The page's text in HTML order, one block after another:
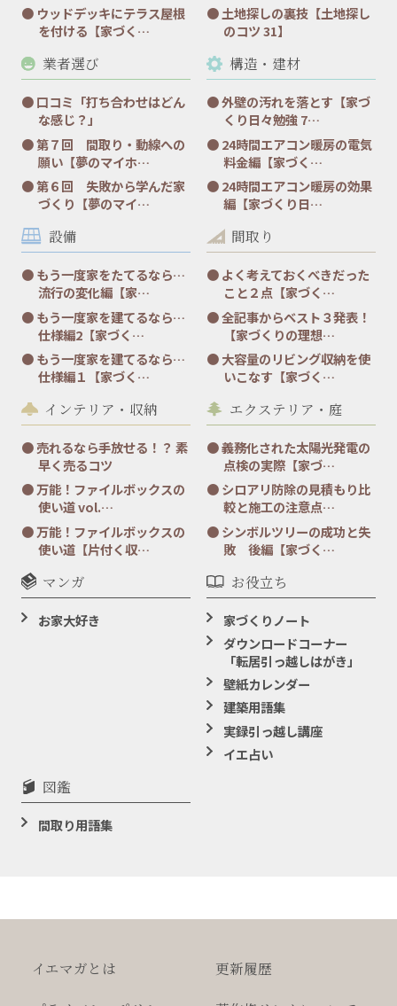
ウッドデッキにテラス屋根
を付ける【家づく…
土地探しの裏技【土地探し
のコツ 31】
業者選び
口コミ「打ち合わせはどん
な感じ？」
第７回 間取り・動線への
願い【夢のマイホ…
第６回 失敗から学んだ家
づくり【夢のマイ…
構造・建材
外壁の汚れを落とす【家づ
くり日々勉強 7…
24時間エアコン暖房の電気
料金編【家づく…
24時間エアコン暖房の効果
編【家づくり日…
設備
もう一度家をたてるなら…
流行の変化編【家…
もう一度家を建てるなら…
仕様編2【家づく…
もう一度家を建てるなら…
仕様編１【家づく…
間取り
よく考えておくべきだった
こと２点【家づく…
全記事からベスト３発表！
【家づくりの理想…
大容量のリビング収納を使
いこなす【家づく…
インテリア・収納
売れるなら手放せる！？ 素
早く売るコツ
万能！ファイルボックスの
使い道 vol.…
万能！ファイルボックスの
使い道【片付く収…
エクステリア・庭
義務化された太陽光発電の
点検の実際【家づ…
シロアリ防除の見積もり比
較と施工の注意点…
シンボルツリーの成功と失
敗 後編【家づく…
マンガ
お家大好き
お役立ち
家づくりノート
ダウンロードコーナー
「転居引っ越しはがき」
壁紙カレンダー
建築用語集
実録引っ越し講座
イエ占い
図鑑
間取り用語集
イエマガとは 更新履歴